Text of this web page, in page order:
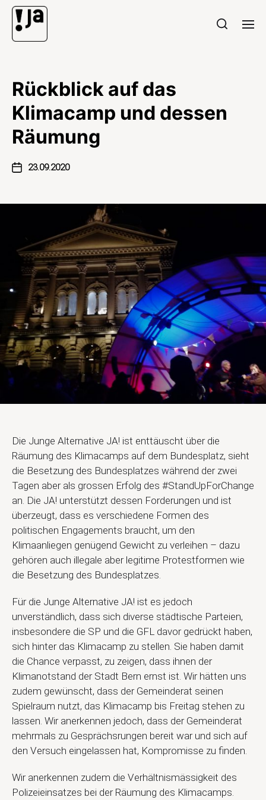
Rückblick auf das
Klimacamp und dessen
Räumung
23.09.2020
Die Junge Alternative JA! ist enttäuscht über die
Räumung des Klimacamps auf dem Bundesplatz, sieht
die Besetzung des Bundesplatzes während der zwei
Tagen aber als grossen Erfolg des #StandUpForChange
an. Die JA! unterstützt dessen Forderungen und ist
überzeugt, dass es verschiedene Formen des
politischen Engagements braucht, um den
Klimaanliegen genügend Gewicht zu verleihen – dazu
gehören auch illegale aber legitime Protestformen wie
die Besetzung des Bundesplatzes.
Für die Junge Alternative JA! ist es jedoch
unverständlich, dass sich diverse städtische Parteien,
insbesondere die SP und die GFL davor gedrückt haben,
sich hinter das Klimacamp zu stellen. Sie haben damit
die Chance verpasst, zu zeigen, dass ihnen der
Klimanotstand der Stadt Bern ernst ist. Wir hätten uns
zudem gewünscht, dass der Gemeinderat seinen
Spielraum nutzt, das Klimacamp bis Freitag stehen zu
lassen. Wir anerkennen jedoch, dass der Gemeinderat
mehrmals zu Gesprächsrungen bereit war und sich auf
den Versuch eingelassen hat, Kompromisse zu finden.
Wir anerkennen zudem die Verhältnismässigkeit des
Polizeieinsatzes bei der Räumung des Klimacamps.